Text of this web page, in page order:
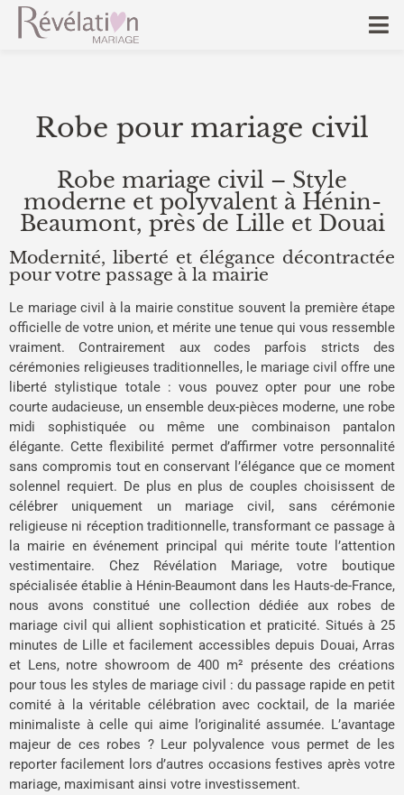
Robe pour mariage civil
Robe mariage civil – Style
moderne et polyvalent à Hénin-
Beaumont, près de Lille et Douai
Modernité, liberté et élégance décontractée
pour votre passage à la mairie
Le mariage civil à la mairie constitue souvent la première étape
officielle de votre union, et mérite une tenue qui vous ressemble
vraiment. Contrairement aux codes parfois stricts des
cérémonies religieuses traditionnelles, le mariage civil offre une
liberté stylistique totale : vous pouvez opter pour une robe
courte audacieuse, un ensemble deux-pièces moderne, une robe
midi sophistiquée ou même une combinaison pantalon
élégante. Cette flexibilité permet d’affirmer votre personnalité
sans compromis tout en conservant l’élégance que ce moment
solennel requiert. De plus en plus de couples choisissent de
célébrer uniquement un mariage civil, sans cérémonie
religieuse ni réception traditionnelle, transformant ce passage à
la mairie en événement principal qui mérite toute l’attention
vestimentaire. Chez Révélation Mariage, votre boutique
spécialisée établie à Hénin-Beaumont dans les Hauts-de-France,
nous avons constitué une collection dédiée aux robes de
mariage civil qui allient sophistication et praticité. Situés à 25
minutes de Lille et facilement accessibles depuis Douai, Arras
et Lens, notre showroom de 400 m² présente des créations
pour tous les styles de mariage civil : du passage rapide en petit
comité à la véritable célébration avec cocktail, de la mariée
minimaliste à celle qui aime l’originalité assumée. L’avantage
majeur de ces robes ? Leur polyvalence vous permet de les
reporter facilement lors d’autres occasions festives après votre
mariage, maximisant ainsi votre investissement.